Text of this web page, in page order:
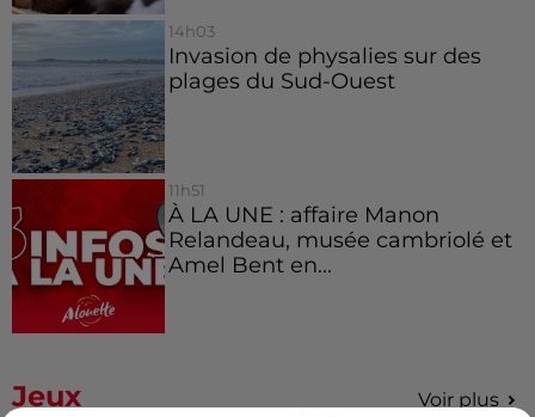
14h03
Invasion de physalies sur des
plages du Sud-Ouest
11h51
À LA UNE : affaire Manon
Relandeau, musée cambriolé et
Amel Bent en...
Jeux Voir plus